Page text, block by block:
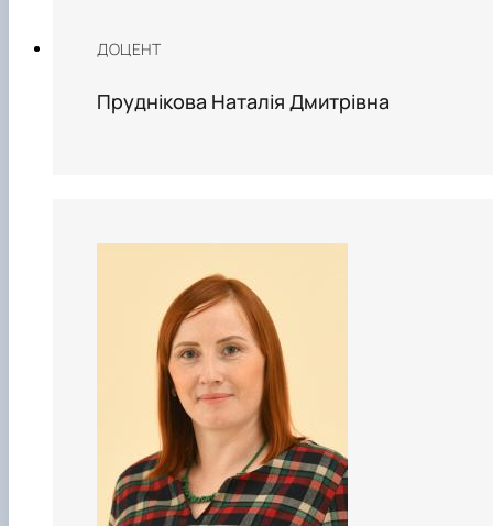
ДОЦЕНТ
Пруднікова Наталія Дмитрівна